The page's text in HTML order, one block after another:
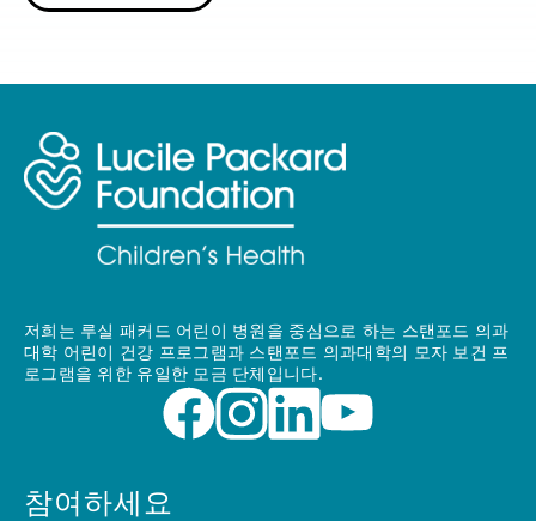
저희는 루실 패커드 어린이 병원을 중심으로 하는 스탠포드 의과
대학 어린이 건강 프로그램과 스탠포드 의과대학의 모자 보건 프
로그램을 위한 유일한 모금 단체입니다.
참여하세요